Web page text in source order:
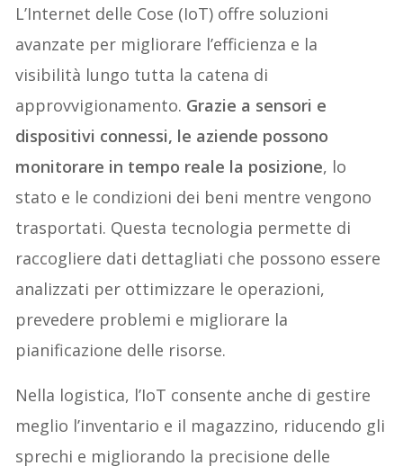
L’Internet delle Cose (IoT) offre soluzioni
avanzate per migliorare l’efficienza e la
visibilità lungo tutta la catena di
approvvigionamento. Grazie a sensori e
dispositivi connessi, le aziende possono
monitorare in tempo reale la posizione, lo
stato e le condizioni dei beni mentre vengono
trasportati. Questa tecnologia permette di
raccogliere dati dettagliati che possono essere
analizzati per ottimizzare le operazioni,
prevedere problemi e migliorare la
pianificazione delle risorse.
Nella logistica, l’IoT consente anche di gestire
meglio l’inventario e il magazzino, riducendo gli
sprechi e migliorando la precisione delle